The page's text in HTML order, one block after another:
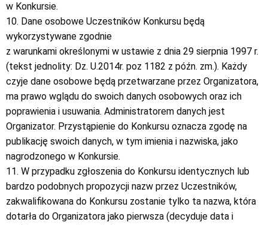
w Konkursie.
10. Dane osobowe Uczestników Konkursu będą
wykorzystywane zgodnie
z warunkami określonymi w ustawie z dnia 29 sierpnia 1997 r.
(tekst jednolity: Dz. U.2014r. poz 1182 z późn. zm.). Każdy
czyje dane osobowe będą przetwarzane przez Organizatora,
ma prawo wglądu do swoich danych osobowych oraz ich
poprawienia i usuwania. Administratorem danych jest
Organizator. Przystąpienie do Konkursu oznacza zgodę na
publikację swoich danych, w tym imienia i nazwiska, jako
nagrodzonego w Konkursie.
11. W przypadku zgłoszenia do Konkursu identycznych lub
bardzo podobnych propozycji nazw przez Uczestników,
zakwalifikowana do Konkursu zostanie tylko ta nazwa, która
dotarła do Organizatora jako pierwsza (decyduje data i